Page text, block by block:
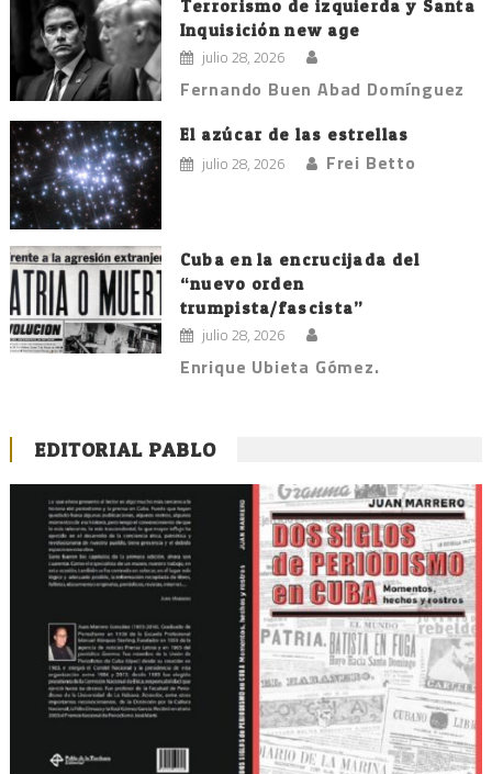
Terrorismo de izquierda y Santa
Inquisición new age
julio 28, 2026
Fernando Buen Abad Domínguez
El azúcar de las estrellas
julio 28, 2026 Frei Betto
Cuba en la encrucijada del
“nuevo orden
trumpista/fascista”
julio 28, 2026
Enrique Ubieta Gómez.
EDITORIAL PABLO